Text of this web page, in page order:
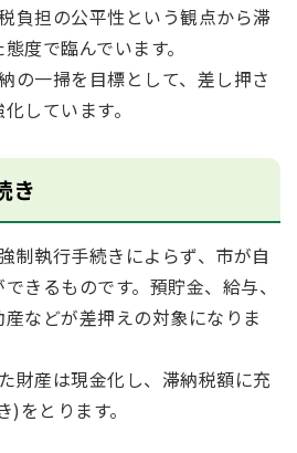
負担の公平性という観点から滞
度で臨んでいます。
の一掃を目標として、差し押さ
しています。
き
制執行手続きによらず、市が自
きるものです。預貯金、給与、
などが差押えの対象になりま
財産は現金化し、滞納税額に充
をとります。